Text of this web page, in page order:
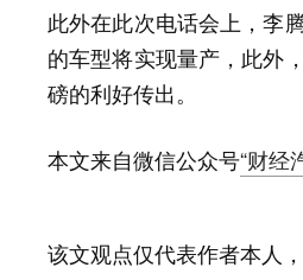
此外在此次电话会上，李
的车型将实现量产，此外
磅的利好传出。
本文来自微信公众号“财经
该文观点仅代表作者本人